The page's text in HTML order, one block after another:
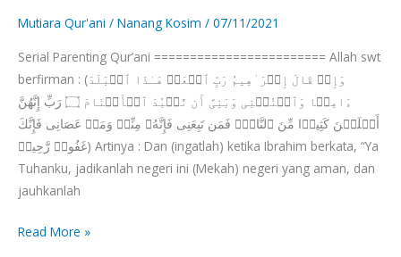
Mutiara Qur'ani / Nanang Kosim / 07/11/2021
Serial Parenting Qur’ani ======================== Allah swt
berfirman : (وَإِذۡ قَالَ إِبۡرَ ٰ⁠هِیمُ رَبِّ ٱجۡعَلۡ هَـٰذَا ٱلۡبَلَدَ
ءَامِنࣰا وَٱجۡنُبۡنِی وَبَنِیَّ أَن نَّعۡبُدَ ٱلۡأَصۡنَامَ ۝ رَبِّ إِنَّهُنَّ
أَضۡلَلۡنَ كَثِیرࣰا مِّنَ ٱلنَّاسِۖ فَمَن تَبِعَنِی فَإِنَّهُۥ مِنِّیۖ وَمَنۡ عَصَانِی فَإِنَّكَ
غَفُورࣱ رَّحِیمࣱ) Artinya : Dan (ingatlah) ketika Ibrahim berkata, “Ya
Tuhanku, jadikanlah negeri ini (Mekah) negeri yang aman, dan
jauhkanlah
Read More »